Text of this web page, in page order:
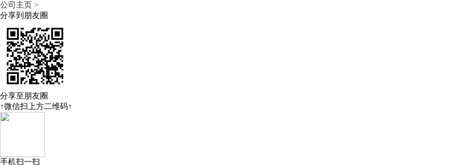
公司主页 >
分享到朋友圈
分享至朋友圈
↑微信扫上方二维码↑
手机扫一扫